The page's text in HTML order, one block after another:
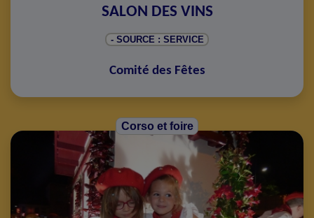
SALON DES VINS
- SOURCE : SERVICE
Comité des Fêtes
Corso et foire